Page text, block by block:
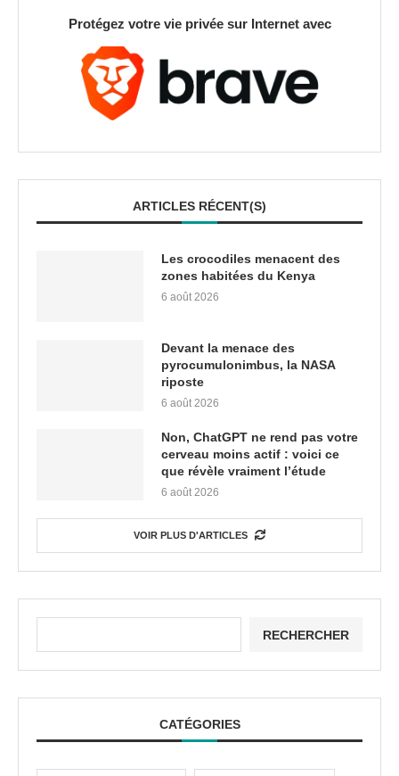
Protégez votre vie privée sur Internet avec
ARTICLES RÉCENT(S)
Les crocodiles menacent des
zones habitées du Kenya
6 août 2026
Devant la menace des
pyrocumulonimbus, la NASA
riposte
6 août 2026
Non, ChatGPT ne rend pas votre
cerveau moins actif : voici ce
que révèle vraiment l’étude
6 août 2026
VOIR PLUS D'ARTICLES
RECHERCHER
CATÉGORIES